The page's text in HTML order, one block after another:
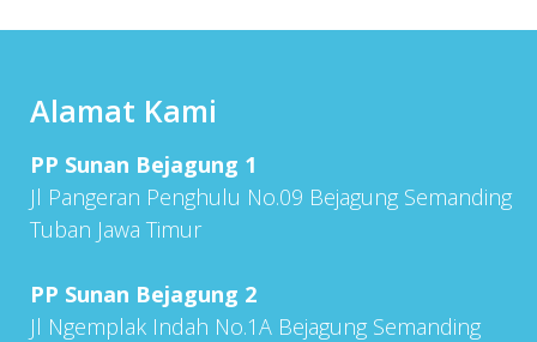
Alamat Kami
PP Sunan Bejagung 1
Jl Pangeran Penghulu No.09 Bejagung Semanding
Tuban Jawa Timur
PP Sunan Bejagung 2
Jl Ngemplak Indah No.1A Bejagung Semanding